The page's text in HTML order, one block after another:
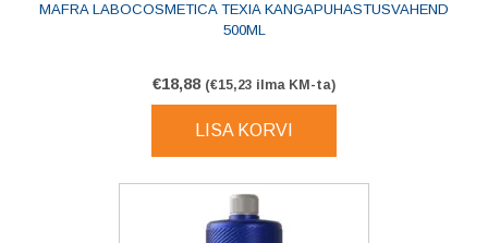
MAFRA LABOCOSMETICA TEXIA KANGAPUHASTUSVAHEND
500ML
€18,88 (€15,23 ilma KM-ta)
LISA KORVI